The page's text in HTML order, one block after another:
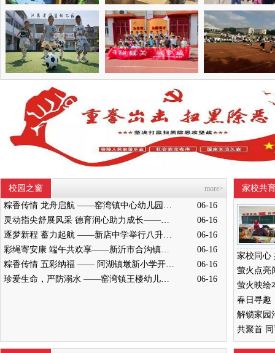
校园之窗 more>
粽香传情 龙舟启航 ——窑湾镇中心幼儿园中班开展端午节赛龙舟活动
06-16
灵动指尖舒展风采 德育润心助力成长——墨河中心小学举行五年级桌面操展示活动
06-16
逐梦新程 蓄力起航 ——新店中学举行八升九成长奋进仪式
06-16
彩绳寄安康 端午共欢享——新沂市合沟镇中心幼儿园开展端午节活动
06-16
粽香传情 五彩纳福 —— 阿湖镇墩新小学开展端午主题民俗活动
06-16
珍爱生命，严防溺水 ——窑湾镇王楼幼儿园开展防溺水安全演练活动
06-16
家校共